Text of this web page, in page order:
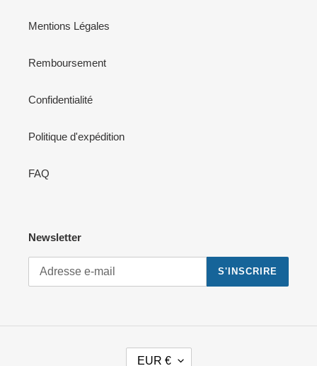
Mentions Légales
Remboursement
Confidentialité
Politique d'expédition
FAQ
Newsletter
S'INSCRIRE
EUR €